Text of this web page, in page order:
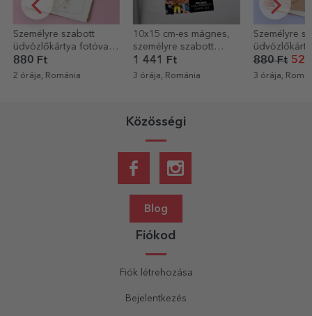
Személyre szabott
üdvözlőkártya fotóval
és szöveggel -
Elegance
880 Ft
2 órája, Románia
10x15 cm-es mágnes,
személyre szabott
szöveggel és 4 fotóval
- Boldog
1 441 Ft
3 órája, Románia
Személyre
880 Ft528
3 órája,
Közösségi
Blog
Fiókod
Fiók létrehozása
Bejelentkezés